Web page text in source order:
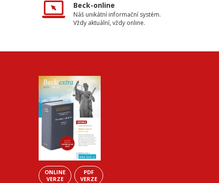
Beck-online
Náš unikátní informační systém.
Vždy aktuální, vždy online.
ONLINE
VERZE
PDF
VERZE